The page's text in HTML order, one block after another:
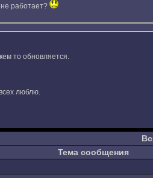
работает?
то обновляется.
люблю.
Тема сообщения